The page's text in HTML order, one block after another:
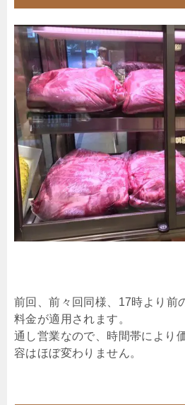
前回、前々回同様、17時より前
料金が適用されます。
通し営業なので、時間帯により
容はほぼ変わりません。